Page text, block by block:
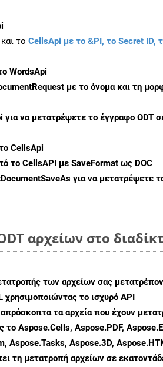
και το CellsApi με το &PI, το Secret ID,
WordsApi
με το όνομα και τη
για να μετατρέψετε το έγγραφο ODT
CellsApi
το CellsAPI με SaveFormat ως DOC
για να μετατρέψετε
αρχείων στο
των αρχείων σας
χρησιμοποιώντας το ισχυρό API
τα αρχεία που έχουν
το Aspose.Cells, Aspose.PDF,
Aspose.Tasks, Aspose.3D,
τη μετατροπή αρχείων σε